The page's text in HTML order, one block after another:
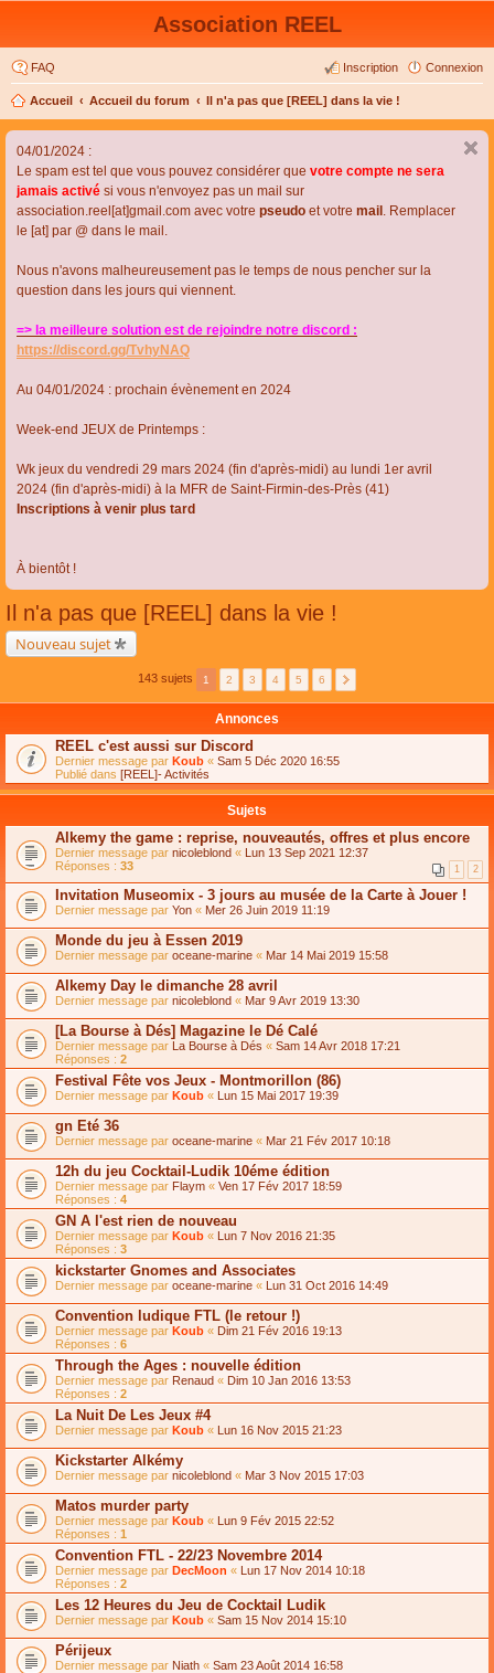
Association REEL
FAQ Connexion
Inscription
Accueil Accueil du forum Il n'a pas que [REEL] dans la vie !
04/01/2024 :
Le spam est tel que vous pouvez considérer que votre compte ne sera
jamais activé si vous n'envoyez pas un mail sur
association.reel[at]gmail.com avec votre pseudo et votre mail . Remplacer
le [at] par @ dans le mail.
Nous n'avons malheureusement pas le temps de nous pencher sur la
question dans les jours qui viennent.
=> la meilleure solution est de rejoindre notre discord :
https://discord.gg/TvhyNAQ
Au 04/01/2024 : prochain évènement en 2024
Week-end JEUX de Printemps :
Wk jeux du vendredi 29 mars 2024 (fin d'après-midi) au lundi 1er avril
2024 (fin d'après-midi) à la MFR de Saint-Firmin-des-Près (41)
Inscriptions à venir plus tard
À bientôt !
Il n'a pas que [REEL] dans la vie !
Nouveau sujet
143 sujets 1 2 3 4 5 6
Annonces
REEL c'est aussi sur Discord
Dernier message par Koub « Sam 5 Déc 2020 16:55
Publié dans [REEL]- Activités
Sujets
Alkemy the game : reprise, nouveautés, offres et plus encore
Dernier message par nicoleblond « Lun 13 Sep 2021 12:37
Réponses : 33 1 2
Invitation Museomix - 3 jours au musée de la Carte à Jouer !
Dernier message par Yon « Mer 26 Juin 2019 11:19
Monde du jeu à Essen 2019
Dernier message par oceane-marine « Mar 14 Mai 2019 15:58
Alkemy Day le dimanche 28 avril
Dernier message par nicoleblond « Mar 9 Avr 2019 13:30
[La Bourse à Dés] Magazine le Dé Calé
Dernier message par La Bourse à Dés « Sam 14 Avr 2018 17:21
Réponses : 2
Festival Fête vos Jeux - Montmorillon (86)
Dernier message par Koub « Lun 15 Mai 2017 19:39
gn Eté 36
Dernier message par oceane-marine « Mar 21 Fév 2017 10:18
12h du jeu Cocktail-Ludik 10éme édition
Dernier message par Flaym « Ven 17 Fév 2017 18:59
Réponses : 4
GN A l'est rien de nouveau
Dernier message par Koub « Lun 7 Nov 2016 21:35
Réponses : 3
kickstarter Gnomes and Associates
Dernier message par oceane-marine « Lun 31 Oct 2016 14:49
Convention ludique FTL (le retour !)
Dernier message par Koub « Dim 21 Fév 2016 19:13
Réponses : 6
Through the Ages : nouvelle édition
Dernier message par Renaud « Dim 10 Jan 2016 13:53
Réponses : 2
La Nuit De Les Jeux #4
Dernier message par Koub « Lun 16 Nov 2015 21:23
Kickstarter Alkémy
Dernier message par nicoleblond « Mar 3 Nov 2015 17:03
Matos murder party
Dernier message par Koub « Lun 9 Fév 2015 22:52
Réponses : 1
Convention FTL - 22/23 Novembre 2014
Dernier message par DecMoon « Lun 17 Nov 2014 10:18
Réponses : 2
Les 12 Heures du Jeu de Cocktail Ludik
Dernier message par Koub « Sam 15 Nov 2014 15:10
Périjeux
Dernier message par Niath « Sam 23 Août 2014 16:58